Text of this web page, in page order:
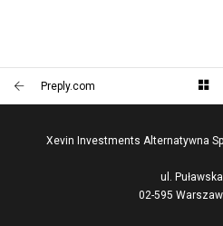
Preply.com
Xevin Investments Alternatywna
ul.
02-595